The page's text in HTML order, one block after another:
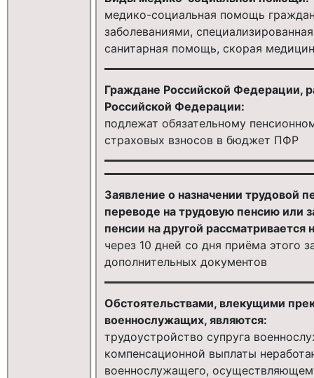
медико-социальная помощь
заболеваниями,
санитарная помощь, скорая
Граждане Российской Федерации,
Российской Федерации:
подлежат обязательному
страховых взносов в бюджет ПФР
Заявление о назначении трудовой
переводе на трудовую пенсию или
пенсии на другой рассматривается
через 10 дней со дня приёма этого
дополнительных документов
Обстоятельствами, влекущими
военнослужащих, являются:
трудоустройство супруга
компенсационной выплаты
военнослужащего,